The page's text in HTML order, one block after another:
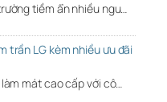
tiềm ẩn nhiều ngu…
trần LG kèm nhiều ưu đãi
mát cao cấp với cô…